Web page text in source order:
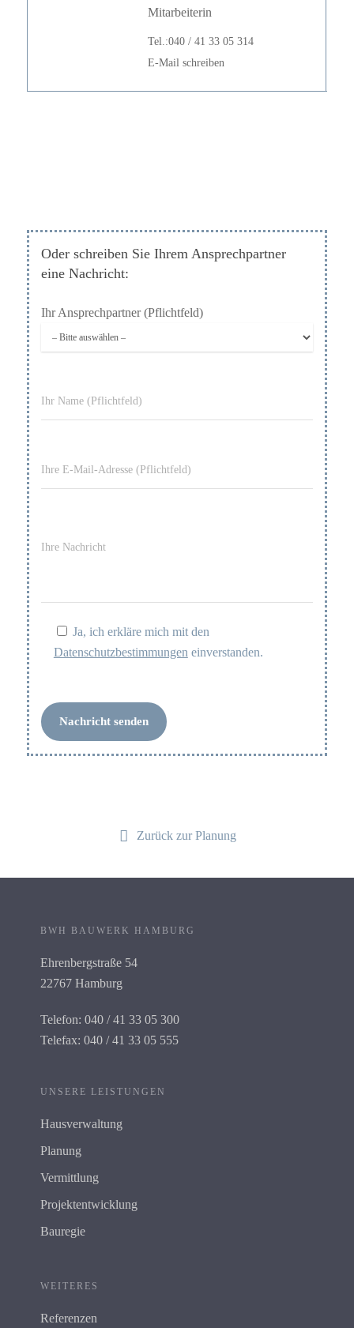
Mitarbeiterin
Tel.:040 / 41 33 05 314
E-Mail schreiben
Oder schreiben Sie Ihrem Ansprechpartner
eine Nachricht:
Ihr Ansprechpartner (Pflichtfeld)
Ihr Name (Pflichtfeld)
Ihre E-Mail-Adresse (Pflichtfeld)
Ihre Nachricht
Ja, ich erkläre mich mit den
Datenschutzbestimmungeneinverstanden.
Zurück zur Planung
BWH BAUWERK HAMBURG
Ehrenbergstraße 54
22767 Hamburg
Telefon: 040 / 41 33 05 300
Telefax: 040 / 41 33 05 555
UNSERE LEISTUNGEN
Hausverwaltung
Planung
Vermittlung
Projektentwicklung
Bauregie
WEITERES
Referenzen